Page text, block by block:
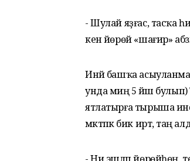
- Шулай яҙғас, тасҡа
кенә йөрөй «шағир»
Инәй башҡа
унда миңә 5 йәш
ятлатырға тырыша
мәктәпкә бик иртә, таң